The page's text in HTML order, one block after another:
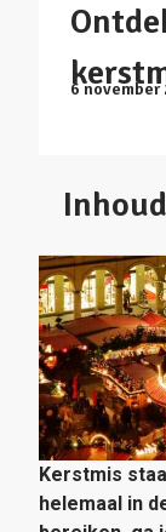
6 november
Kerstmis
helemaal in